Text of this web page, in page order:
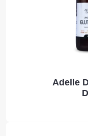
Adelle